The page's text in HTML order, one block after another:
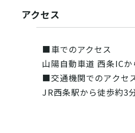
アクセス
■車でのアクセス
山陽自動車道 西条IC
■交通機関でのアクセ
JR西条駅から徒歩約3